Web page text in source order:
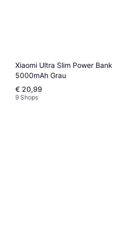
Xiaomi Ultra Slim Power Bank
5000mAh Grau
€ 20,99
9 Shops